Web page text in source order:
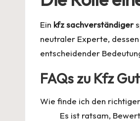
Ein kfz sachverständiger
neutraler Experte,
entscheidender
FAQs zu Kfz
Wie finde ich den
Es ist ratsam,